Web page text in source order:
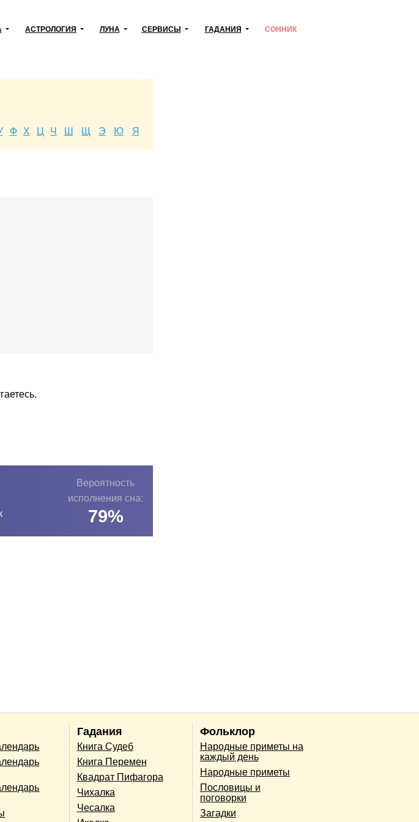
АСТРОЛОГИЯ ЛУНА СЕРВИСЫ ГАДАНИЯ СОННИК
Ф Х Ц Ч Ш Щ Э Ю Я
Вероятность
исполнения сна:
79%
Гадания
Книга Судеб
Книга Перемен
Квадрат Пифагора
Чихалка
Чесалка
Фольклор
Народные приметы на
каждый день
Народные приметы
Пословицы и
поговорки
Загадки